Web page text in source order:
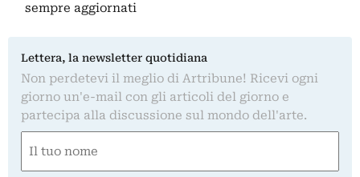
sempre aggiornati
Lettera, la newsletter quotidiana
Non perdetevi il meglio di Artribune! Ricevi ogni
giorno un'e-mail con gli articoli del giorno e
partecipa alla discussione sul mondo dell'arte.
(Obbligatorio)